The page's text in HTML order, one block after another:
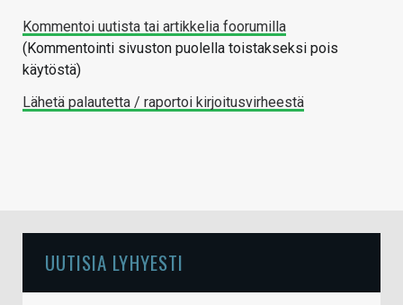
Kommentoi uutista tai artikkelia foorumilla
(Kommentointi sivuston puolella toistakseksi pois
käytöstä)
Lähetä palautetta / raportoi kirjoitusvirheestä
UUTISIA LYHYESTI